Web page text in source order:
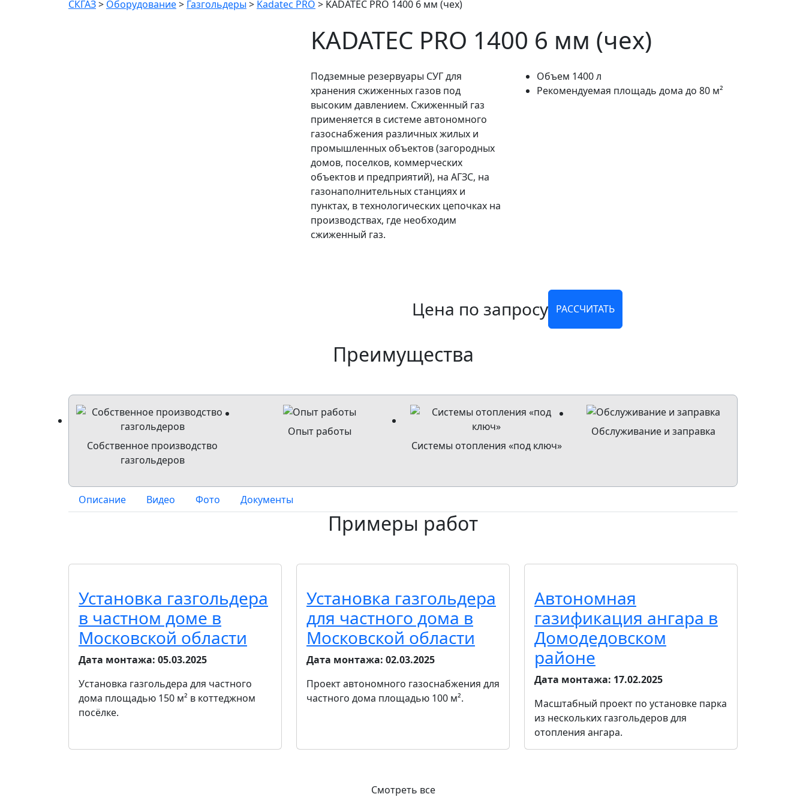
СКГАЗ> Оборудование> Газгольдеры > Kadatec PRO > KADATEC PRO 1400 6 мм (чех)
KADATEC PRO 1400 6 мм (чех)
Подземные резервуары СУГ для
хранения сжиженных газов под
высоким давлением. Сжиженный газ
применяется в системе автономного
газоснабжения различных жилых и
промышленных объектов (загородных
домов, поселков, коммерческих
объектов и предприятий), на АГЗС, на
газонаполнительных станциях и
пунктах, в технологических цепочках на
производствах, где необходим
сжиженный газ.
Объем 1400 л
Рекомендуемая площадь дома до 80 м²
Цена по запросу РАССЧИТАТЬ
Преимущества
Собственное производство
газгольдеров
Опыт работы
Системы отопления «под ключ»
Обслуживание и заправка
Описание Видео Фото Документы
Примеры работ
Установка газгольдера
в частном доме в
Московской области
Дата монтажа: 05.03.2025
Установка газгольдера для частного
дома площадью 150 м² в коттеджном
посёлке.
Установка газгольдера
для частного дома в
Московской области
Дата монтажа: 02.03.2025
Проект автономного газоснабжения для
частного дома площадью 100 м².
Автономная
газификация ангара в
Домодедовском
районе
Дата монтажа: 17.02.2025
Масштабный проект по установке парка
из нескольких газгольдеров для
отопления ангара.
Смотреть все